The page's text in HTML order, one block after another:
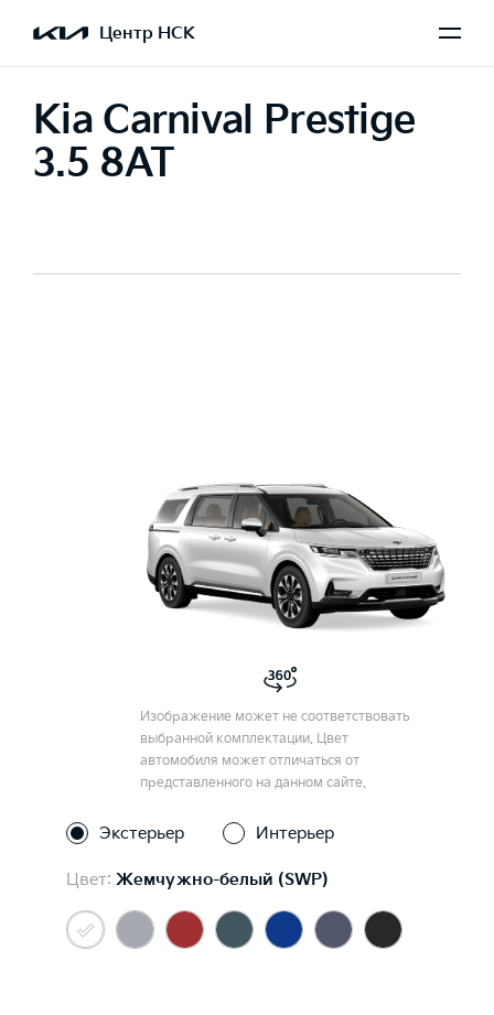
Центр НСК
Kia Carnival Prestige
3.5 8AT
Изображение может не соответствовать
выбранной комплектации. Цвет
автомобиля может отличаться от
представленного на данном сайте.
Экстерьер Интерьер
Цвет: Жемчужно-белый (SWP)